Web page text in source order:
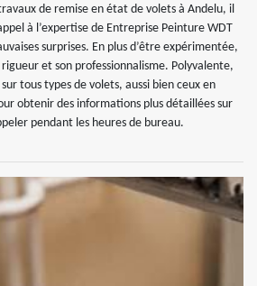
de remise en état de volets à Andelu, il
à l’expertise de Entreprise Peinture WDT
surprises. En plus d’être expérimentée,
et son professionnalisme. Polyvalente,
tous types de volets, aussi bien ceux en
obtenir des informations plus détaillées sur
pendant les heures de bureau.